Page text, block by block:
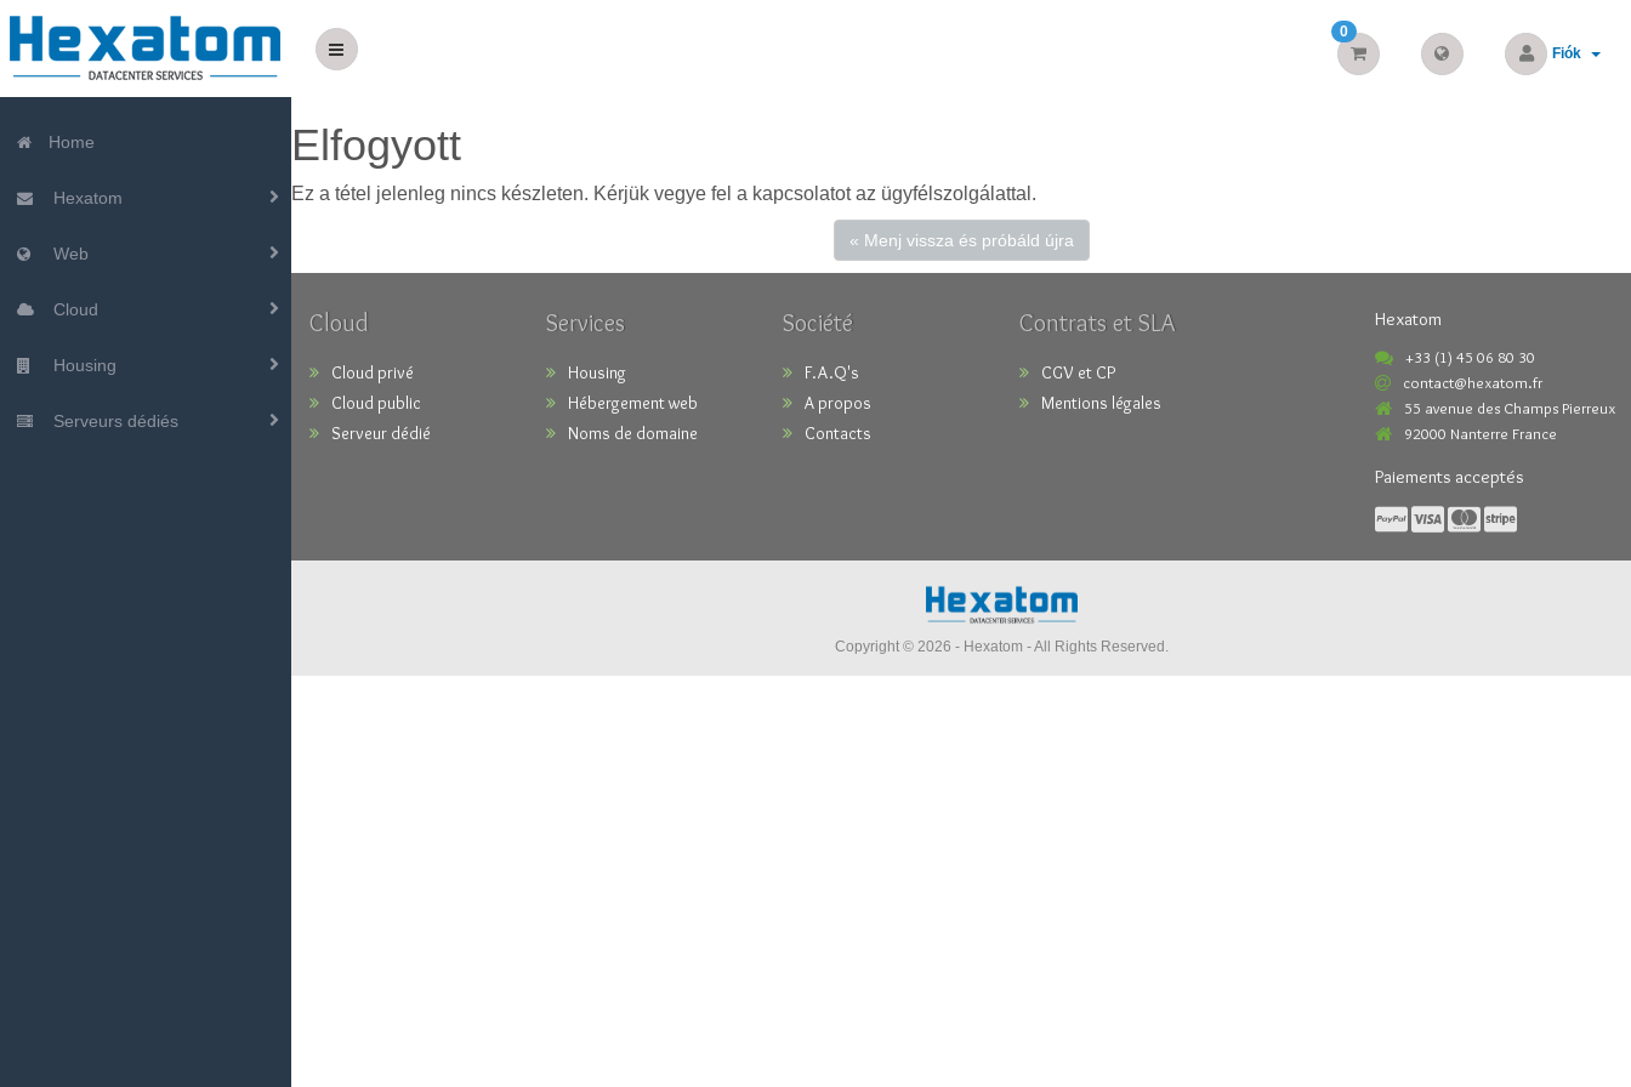
0
Fiók
Home
Hexatom
Web
Cloud
Housing
Serveurs dédiés
Elfogyott
Ez a tétel jelenleg nincs készleten. Kérjük vegye fel a kapcsolatot az ügyfélszolgálattal.
« Menj vissza és próbáld újra
Cloud
Cloud privé
Cloud public
Serveur dédié
Services
Housing
Hébergement web
Noms de domaine
Société
F.A.Q's
A propos
Contacts
Contrats et SLA
CGV et CP
Mentions légales
Hexatom
+33 (1) 45 06 80 30
contact@hexatom.fr
55 avenue des Champs Pierreux
92000 Nanterre France
Paiements acceptés
Copyright © 2026 - Hexatom - All Rights Reserved.